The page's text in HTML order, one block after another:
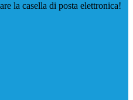
la casella di posta elettronica!